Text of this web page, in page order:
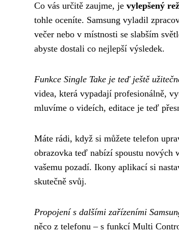
Co vás určitě zaujme, je vylepšený
tohle oceníte. Samsung vyladil
večer nebo v místnosti se slabším
abyste dostali co nejlepší výsledek.
Funkce Single Take je teď ještě
videa, která vypadají profesionálně,
mluvíme o videích, editace je teď
Máte rádi, když si můžete telefon
obrazovka teď nabízí spoustu nových
vašemu pozadí. Ikony aplikací si
skutečně svůj.
Propojení s dalšími zařízeními
něco z telefonu – s funkcí Multi